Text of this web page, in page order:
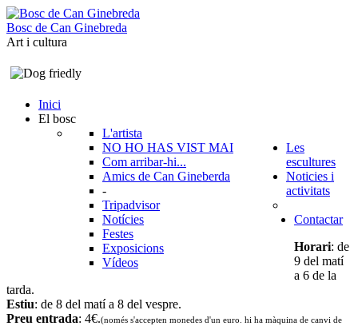
Bosc de Can Ginebreda
Art i cultura
Inici
El bosc
L'artista
NO HO HAS VIST MAI
Com arribar-hi...
Amics de Can Gineberda
-
Tripadvisor
Les
escultures
Noticies i
activitats
Notícies
Festes
Exposicions
Vídeos
Contactar
Horari: de
9 del matí
a 6 de la
tarda.
Estiu: de 8 del matí a 8 del vespre.
Preu entrada: 4€.(només s'accepten monedes d'un euro. hi ha màquina de canvi de